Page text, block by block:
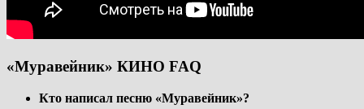
«Муравейник» КИНО FAQ
Кто написал песню «Муравейник»?